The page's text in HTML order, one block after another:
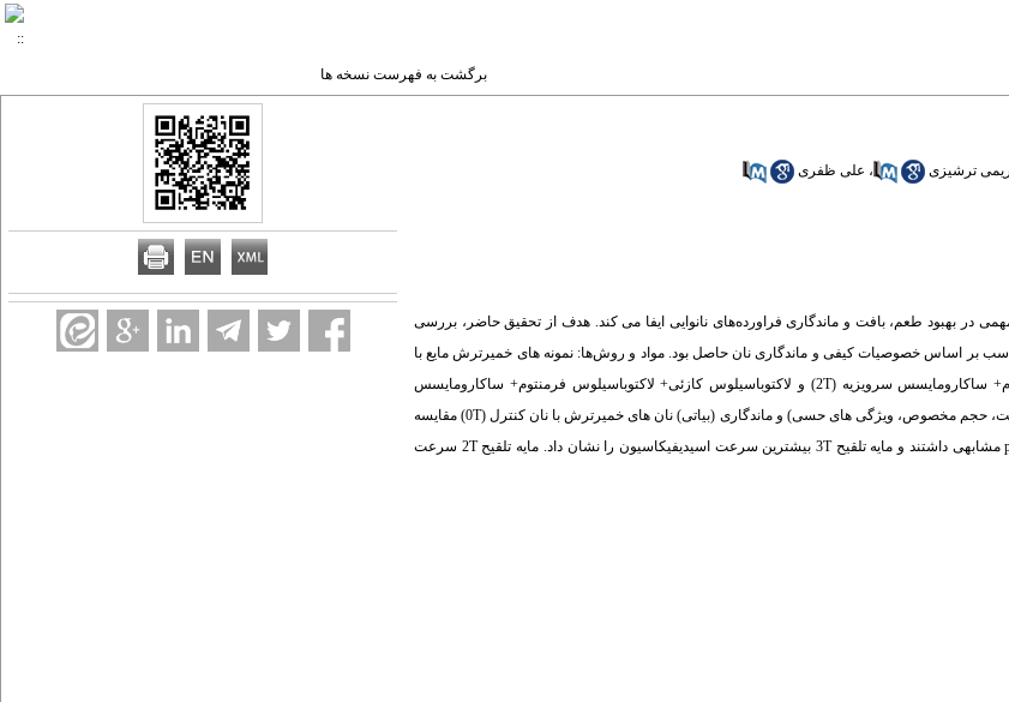
برگشت به فهرست نسخه ها
ترشیزی ، علی ظفری
در بهبود طعم، بافت و ماندگاری فراورده‌های نانوایی ایفا می کند. هدف از تحقیق حاضر، بررسی
بر اساس خصوصیات کیفی و ماندگاری نان حاصل بود. مواد و روش‌ها: نمونه های خمیرترش مایع با
استفاده از کشت های لاکتوباسیلوس کازئی+ ساکارومایسس سرویزیه (1T)، لاکتوباسیلوس فرمنتوم+ ساکارومایسس سرویزیه (2T) و لاکتوباسیلوس کازئی+ لاکتوباسیلوس فرمنتوم+ ساکارومایسس
سرویزیه (3T) تخمیر شد و به میزان 15% وزن آرد، به فرمول خمیر نان اضافه شد و عملکرد فنی (رطوبت، حجم مخصوص، ویژگی های حسی) و ماندگاری (بیاتی) نان های خمیرترش با نان کنترل (0T) مقایسه
شد. یافته ها‌: خمیرترش های تخمیر شده توسط مایه تلقیح 1T و 3T با کمی اختلاف، سرعت کاهش pH مشابهی داشتند و مایه تلقیح 3T بیشترین سرعت اسیدیفیکاسیون را نشان داد. مایه تلقیح 2T سرعت